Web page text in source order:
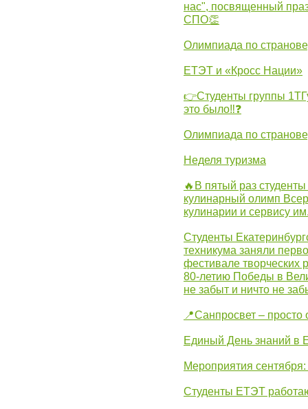
нас", посвященный
СПО👏
Олимпиада по
ЕТЭТ и «Кросс Нации»
👉Студенты группы
это было‼❓
Олимпиада по
Неделя туризма
🔥В пятый раз
кулинарный олимп
кулинарии и сервису
Студенты
техникума заняли
фестивале
80-летию Победы в
не забыт и ничто не
📍Санпросвет –
Единый День знаний в
Мероприятия
Студенты ЕТЭТ